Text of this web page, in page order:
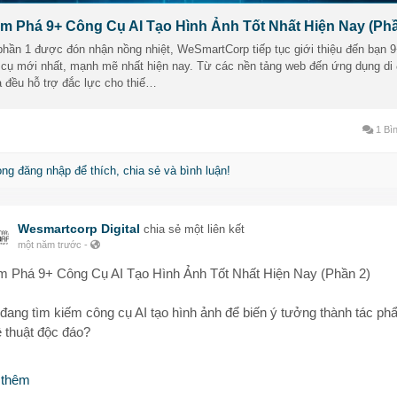
hiểu chi tiết từng công cụ & cách ứng dụng ngay tại đây:
wesmartcorpdigital.wordpress.com/2025/07/09/kham-pha-9-
tao-hinh-anh-tot-nhat-hien-nay-phan-2/
#hinhanhvangchatluong #taohinhanhtudulieu
Phá 9+ Công Cụ AI Tạo Hình Ảnh Tốt Nhất Hiện Nay
1 được đón nhận nồng nhiệt, WeSmartCorp tiếp tục giới thiệu đến bạn
mới nhất, mạnh mẽ nhất hiện nay. Từ các nền tảng web đến ứng dụng di
đều hỗ trợ đắc lực cho thiế…
1
đăng nhập để thích, chia sẻ và bình luận!
Wesmartcorp Digital chia sẻ một liên kết
một năm trước -
Phá 9+ Công Cụ AI Tạo Hình Ảnh Tốt Nhất Hiện Nay (Phần 2)
tìm kiếm công cụ AI tạo hình ảnh để biến ý tưởng thành tác
thuật độc đáo?
văn bản thành hình ảnh đầy cảm xúc với Fotor AI, DreamStudio,